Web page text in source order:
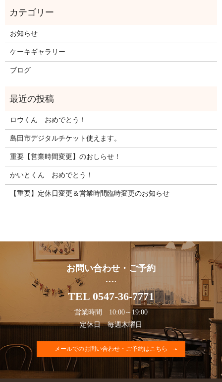
お知らせ
ケーキギャラリー
ブログ
ロウくん おめでとう！
島田市デジタルチケット使えます。
重要【営業時間変更】のおしらせ！
かいとくん おめでとう！
【重要】定休日変更＆営業時間臨時変更のお知らせ
お問い合わせ・ご予約
TEL 0547-36-7771
営業時間 10:00～19:00
定休日 毎週木曜日
メールでのお問い合わせ・ご予約はこちら